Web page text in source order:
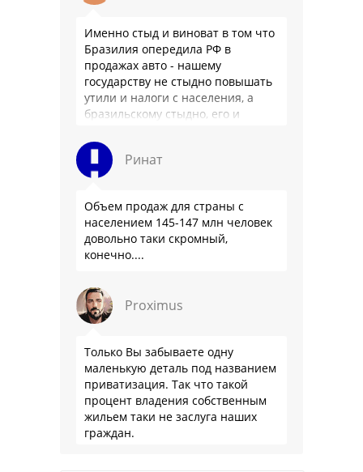
Именно стыд и виноват в том что
Бразилия опередила РФ в
продажах авто - нашему
государству не стыдно повышать
утили и налоги с населения, а
бразильскому стыдно, его и
Ринат
Объем продаж для страны с
населением 145-147 млн человек
довольно таки скромный,
конечно....
Proximus
Только Вы забываете одну
маленькую деталь под названием
приватизация. Так что такой
процент владения собственным
жильем таки не заслуга наших
граждан.